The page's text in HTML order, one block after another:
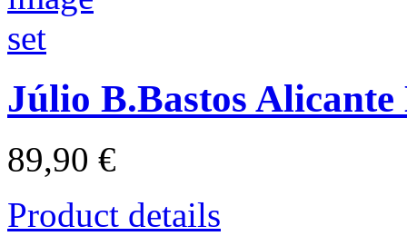
Júlio B.Bastos Alicante
89,90 €
Product details